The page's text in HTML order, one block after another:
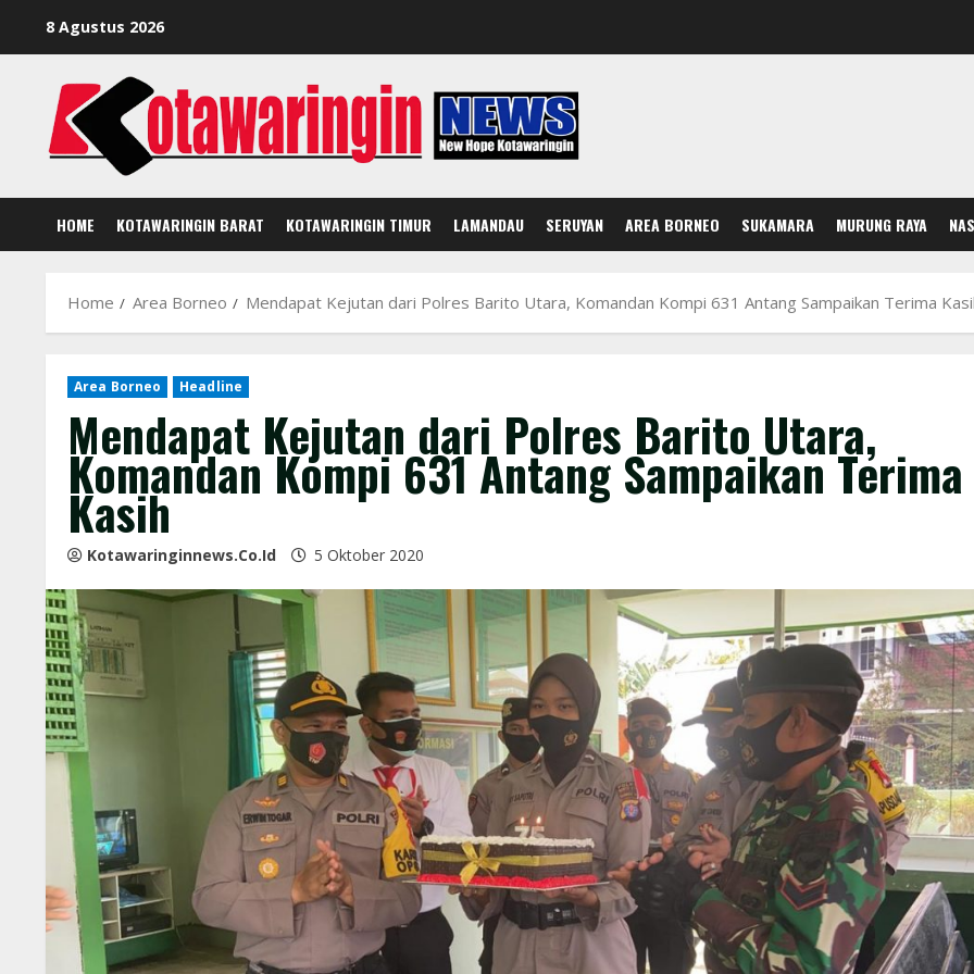
8 Agustus 2026
HOME KOTAWARINGIN BARAT KOTAWARINGIN TIMUR LAMANDAU SERUYAN AREA BORNEO SUKAMARA MURUNG RAYA
Home Area Borneo Mendapat Kejutan dari Polres Barito Utara, Komandan Kompi 631 Antang Sampaikan Terima
Area Borneo Headline
Mendapat Kejutan dari Polres Barito Utara,
Komandan Kompi 631 Antang Sampaikan Terima
Kasih
Kotawaringinnews.co.id 5 Oktober 2020